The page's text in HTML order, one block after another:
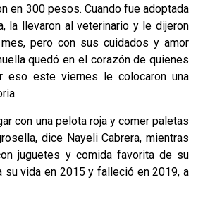
en 300 pesos. Cuando fue adoptada
la llevaron al veterinario y le dijeron
pero con sus cuidados y amor
quedó en el corazón de quienes
eso este viernes le colocaron una
con una pelota roja y comer paletas
dice Nayeli Cabrera, mientras
juguetes y comida favorita de su
su vida en 2015 y falleció en 2019, a